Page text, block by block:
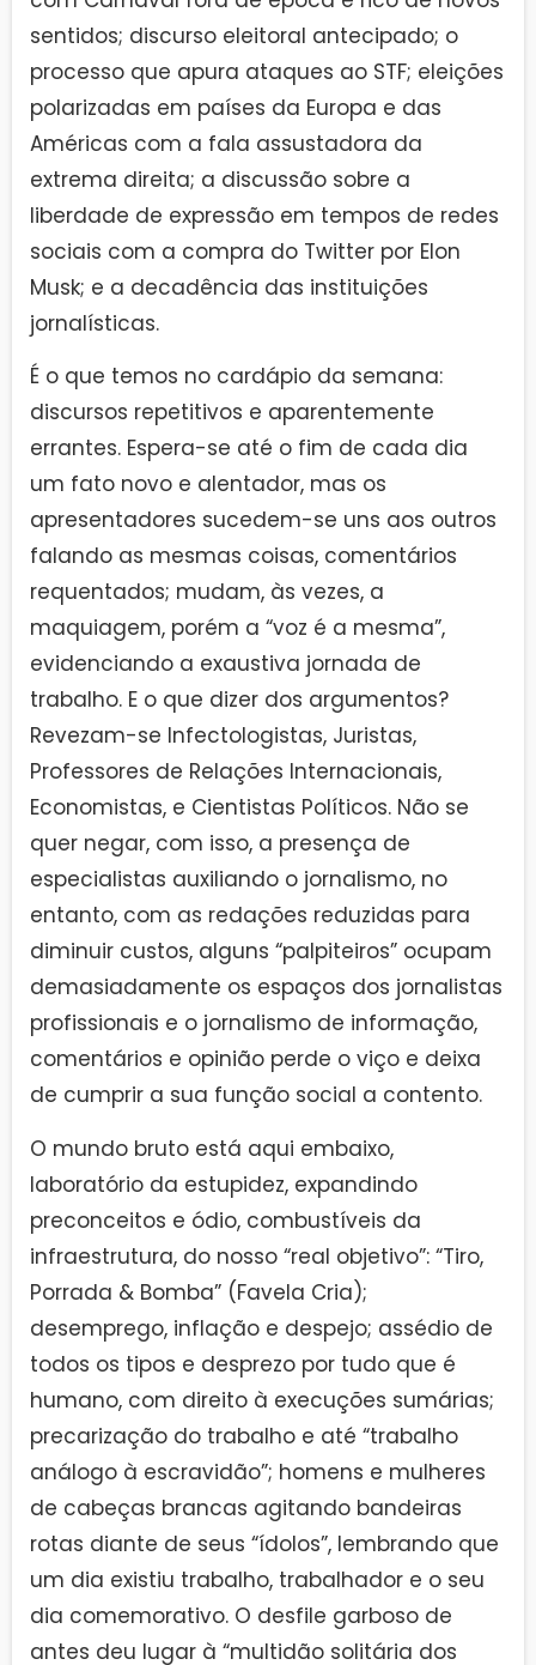
sentidos; discurso eleitoral antecipado; o
processo que apura ataques ao STF; eleições
polarizadas em países da Europa e das
Américas com a fala assustadora da
extrema direita; a discussão sobre a
liberdade de expressão em tempos de redes
sociais com a compra do Twitter por Elon
Musk; e a decadência das instituições
jornalísticas.
É o que temos no cardápio da semana:
discursos repetitivos e aparentemente
errantes. Espera-se até o fim de cada dia
um fato novo e alentador, mas os
apresentadores sucedem-se uns aos outros
falando as mesmas coisas, comentários
requentados; mudam, às vezes, a
maquiagem, porém a “voz é a mesma”,
evidenciando a exaustiva jornada de
trabalho. E o que dizer dos argumentos?
Revezam-se Infectologistas, Juristas,
Professores de Relações Internacionais,
Economistas, e Cientistas Políticos. Não se
quer negar, com isso, a presença de
especialistas auxiliando o jornalismo, no
entanto, com as redações reduzidas para
diminuir custos, alguns “palpiteiros” ocupam
demasiadamente os espaços dos jornalistas
profissionais e o jornalismo de informação,
comentários e opinião perde o viço e deixa
de cumprir a sua função social a contento.
O mundo bruto está aqui embaixo,
laboratório da estupidez, expandindo
preconceitos e ódio, combustíveis da
infraestrutura, do nosso “real objetivo”: “Tiro,
Porrada & Bomba” (Favela Cria);
desemprego, inflação e despejo; assédio de
todos os tipos e desprezo por tudo que é
humano, com direito à execuções sumárias;
precarização do trabalho e até “trabalho
análogo à escravidão”; homens e mulheres
de cabeças brancas agitando bandeiras
rotas diante de seus “ídolos”, lembrando que
um dia existiu trabalho, trabalhador e o seu
dia comemorativo. O desfile garboso de
antes deu lugar à “multidão solitária dos